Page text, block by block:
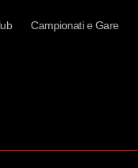
Campionati e Gare